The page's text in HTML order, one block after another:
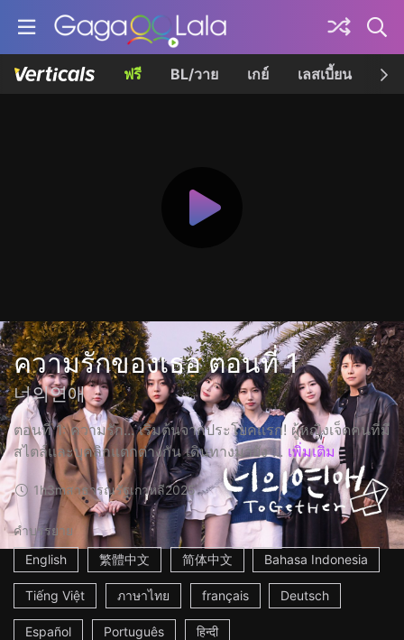
ฟรี BL/วาย เกย์ เลสเบี้ยน เค
ความรักของเธอ ตอนที่ 1
너의연애
ตอนที่ 1: ความรัก... เริ่มต้นจากประโยคแรก! ผู้หญิงเจ็ดคนที่มี
สไตล์และบุคลิกแตกต่างกัน เดินทางมายัง ... เพิ่มเติม
1h3mสาธารณรัฐเกาหลี2025
คำบรรยาย
English
繁體中文 简体中文 Bahasa Indonesia
Tiếng Việt ภาษาไทย français Deutsch
Español Português हिन्दी